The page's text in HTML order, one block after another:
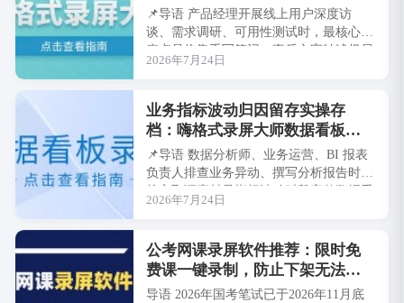
制实操手册
📌导语 产品经理开展线上用户深度访
谈、需求调研、可用性测试时，最核心的
痛点是依靠手写笔记、事后文字转述极易
丢失用户真实语气、隐性诉求、情绪反
2026年7月24日
业务指标波动归因留存实操存
档：嗨格式录屏大师数据看板录
制实操手册
📌导语 数据分析师、业务运营、BI 报表
负责人排查业务异动、撰写分析报告时，
核心取证素材是指标波动时段完整数据看
板画面，用于回溯异常拐点、对比前后数
2026年7月24日
公考网课录屏软件推荐：限时免
费课一键录制，防止下架无法回
看
导语 2026年国考笔试已于2026年11月底